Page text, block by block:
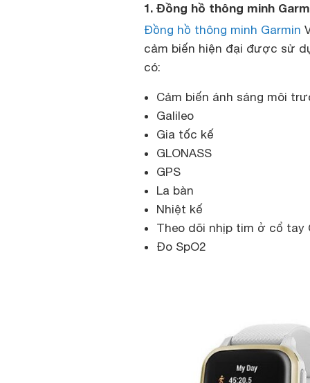
1. Đồng hồ thông minh
Đồng hồ thông minh Garmin
cảm biến hiện đại được sử
có:
Cảm biến ánh sáng môi
Galileo
Gia tốc kế
GLONASS
GPS
La bàn
Nhiệt kế
Theo dõi nhịp tim ở cổ tay
Đo SpO2